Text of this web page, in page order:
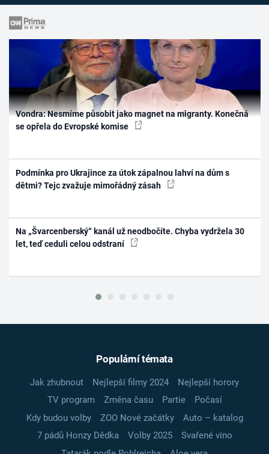
Vondra: Nesmíme působit jako magnet na migranty. Konečná
se opřela do Evropské komise
Podmínka pro Ukrajince za útok zápalnou lahví na dům s
dětmi? Tejc zvažuje mimořádný zásah
Na „Švarcenberský“ kanál už neodbočíte. Chyba vydržela 30
let, teď ceduli celou odstraní
Populární témata
Jak zhubnout Nejlepší filmy 2024
Nejlepší horory
TV program
Změna času Partie
Počasí
Kdy budou volby
ZOO Nové začátky
Auto – katalog
7 pádů Honzy Dědka
Volby 2025
Svařené víno